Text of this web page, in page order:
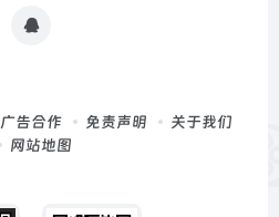
广告合作 免责声明
关于我们
网站地图